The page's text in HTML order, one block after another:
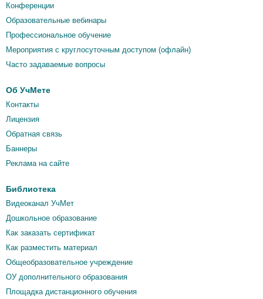
Конференции
Образовательные вебинары
Профессиональное обучение
Мероприятия c круглосуточным доступом (офлайн)
Часто задаваемые вопросы
Об УчМете
Контакты
Лицензия
Обратная связь
Баннеры
Реклама на сайте
Библиотека
Видеоканал УчМет
Дошкольное образование
Как заказать сертификат
Как разместить материал
Общеобразовательное учреждение
ОУ дополнительного образования
Площадка дистанционного обучения